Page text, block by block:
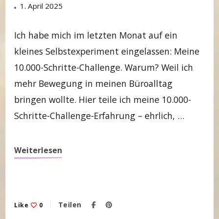
1. April 2025
Ich habe mich im letzten Monat auf ein
kleines Selbstexperiment eingelassen: Meine
10.000-Schritte-Challenge. Warum? Weil ich
mehr Bewegung in meinen Büroalltag
bringen wollte. Hier teile ich meine 10.000-
Schritte-Challenge-Erfahrung – ehrlich, …
Weiterlesen
Like 0 Teilen